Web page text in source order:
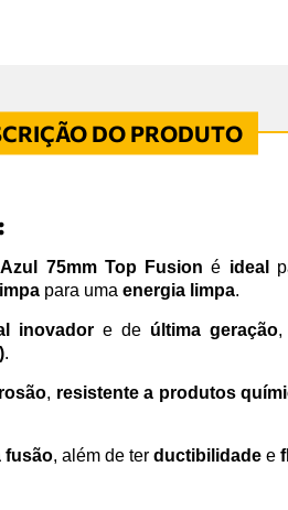
75mm Top Fusion é ideal
limpa para uma energia limpa.
inovadore de última geração,
.
, resistente a produtos
fusão, além de ter ductibilidade e